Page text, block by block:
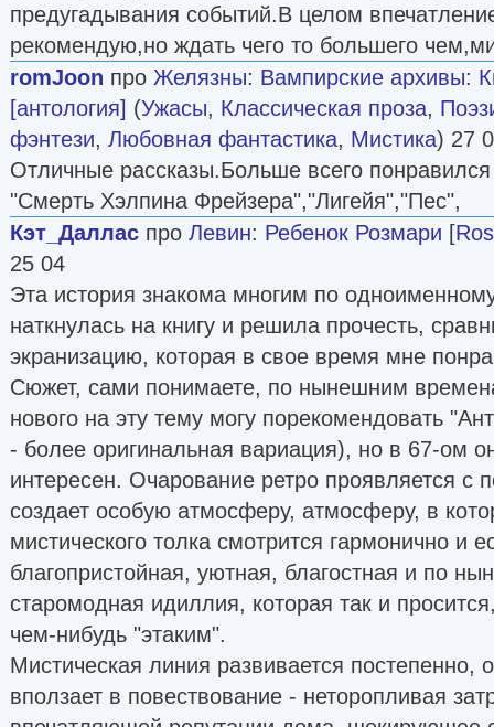
предугадывания событий.В целом
рекомендую,но ждать чего то большего
romJoon про Желязны: Вампирские архивы:
[антология] (Ужасы, Классическая проза,
фэнтези, Любовная фантастика, Мистика) 27
Отличные рассказы.Больше всего
"Смерть Хэлпина Фрейзера","Лигейя","Пес",
Кэт_Даллас про Левин: Ребенок Розмари [
25 04
Эта история знакома многим по
наткнулась на книгу и решила прочесть,
экранизацию, которая в свое время мне
Сюжет, сами понимаете, по нынешним
нового на эту тему могу порекомендовать
- более оригинальная вариация), но в 67-ом
интересен. Очарование ретро проявляется с
создает особую атмосферу, атмосферу, в
мистического толка смотрится гармонично и
благопристойная, уютная, благостная и по
старомодная идиллия, которая так и
чем-нибудь "этаким".
Мистическая линия развивается постепенно,
вползает в повествование - неторопливая